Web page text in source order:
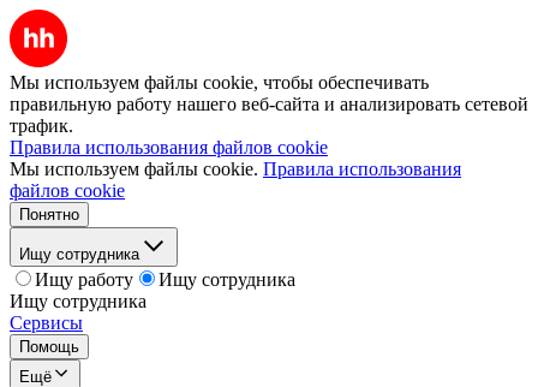
Мы используем файлы cookie, чтобы обеспечивать
правильную работу нашего веб-сайта и анализировать сетевой
трафик.
Правила использования файлов cookie
Мы используем файлы cookie. Правила использования
файлов cookie
Понятно
Ищу сотрудника
Ищу работу
Ищу сотрудника
Ищу сотрудника
Сервисы
Помощь
Ещё